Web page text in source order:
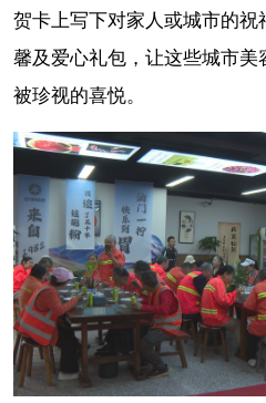
贺卡上写下对家人或城市的祝
馨及爱心礼包，让这些城市美
被珍视的喜悦。